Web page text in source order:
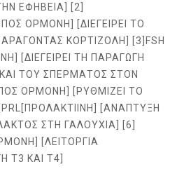
ΕΦΗΒΕΙΑ] [2]
ΟΡΜΟΝΗ] [ΔΙΕΓΕΙΡΕΙ ΤΟ
ΚΟΡΤΙΖΟΛΗ] [3]FSH
[ΔΙΕΓΕΙΡΕΙ ΤΗ ΠΑΡΑΓΩΓΗ
ΤΟΥ ΣΠΕΡΜΑΤΟΣ ΣΤΟΝ
ΟΡΜΟΝΗ] [ΡΥΘΜΙΖΕΙ ΤΟ
[ΑΝΑΠΤΥΞΗ
ΣΤΗ ΓΑΛΟΥΧΙΑ] [6]
[ΛΕΙΤΟΡΓΙΑ
T3 ΚΑΙ T4]